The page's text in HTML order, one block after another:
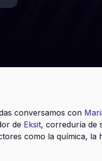
conversamos con
de Eksit, correduría de
como la química, la